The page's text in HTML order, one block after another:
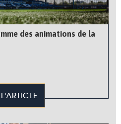
des animations de la